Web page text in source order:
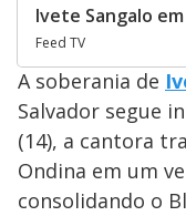
Ivete Sangalo
Feed TV
A soberania de
Salvador segue
(14), a cantora
Ondina em um
consolidando o